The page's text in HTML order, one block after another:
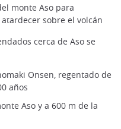
monte Aso para
sobre el volcán
cerca de Aso se
Onsen, regentado de
años
Aso y a 600 m de la